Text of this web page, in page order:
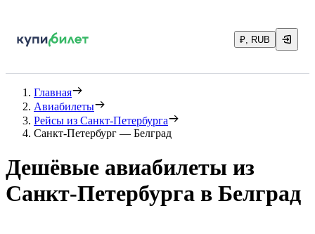
₽, RUB
Главная
Авиабилеты
Рейсы из Санкт-Петербурга
Санкт-Петербург — Белград
Дешёвые авиабилеты из
Санкт-Петербурга в Белград